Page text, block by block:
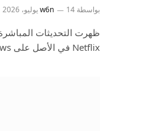
بواسطة w6n 14 يوليو، 2026
Netflix في الأصل على The Sporting News.…